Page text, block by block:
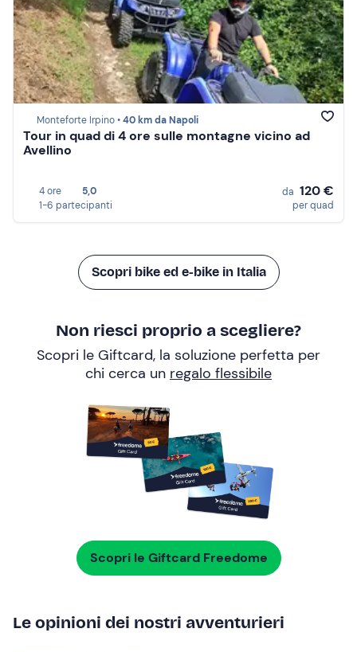
Monteforte Irpino •40 km da Napoli
Tour in quad di 4 ore sulle montagne vicino ad
Avellino
4 ore
5,0
1-6 partecipanti
da 120 €
per quad
Scopri bike ed e-bike in Italia
Non riesci proprio a scegliere?
Scopri le Giftcard, la soluzione perfetta per
chi cerca un regalo flessibile
Scopri le Giftcard Freedome
Le opinioni dei nostri avventurieri